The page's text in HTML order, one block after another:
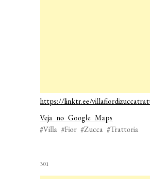
https://linktr.ee/
Veja no Google Maps
#Villa #Fior #Zucca #Trattoria
301